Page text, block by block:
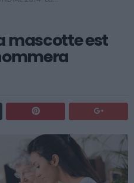
mascotte est